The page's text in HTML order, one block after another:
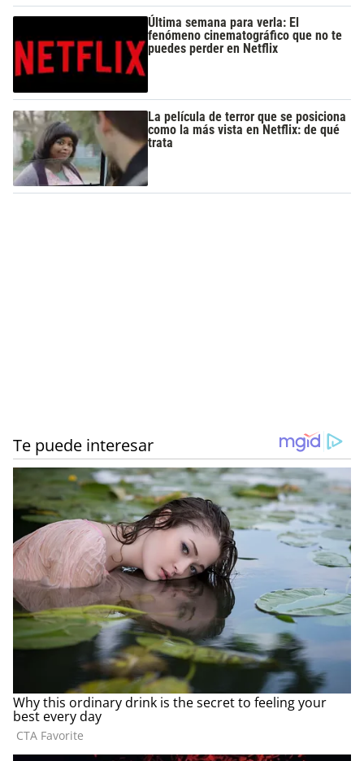
Última semana para verla: El
fenómeno cinematográfico que no te
puedes perder en Netflix
La película de terror que se posiciona
como la más vista en Netflix: de qué
trata